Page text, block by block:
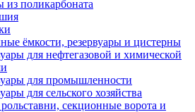
из поликарбоната
ёмкости, резервуары и цистерны
для нефтегазовой и химической
для промышленности
для сельского хозяйства
секционные ворота и